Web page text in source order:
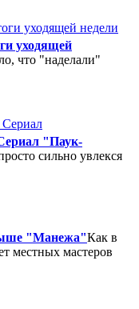
уходящей
что "наделали"
"Паук-
сильно увлекся
"Манежа"Как в
местных мастеров